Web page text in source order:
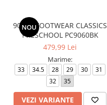
NOU
9060 - FOOTWEAR CLASSICS
PRESCHOOL PC9060BK
479,99 Lei
Marime:
33 34.5 28 29 30
31
32
35
VEZI VARIANTE